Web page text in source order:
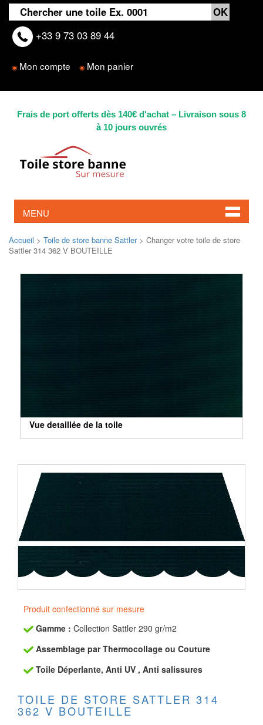
+33 9 73 03 89 44
◉ Mon compte ◉ Mon panier
Frais de port offerts dès 140€ d'achat – Livraison sous 8
à 10 jours ouvrés
MENU
Accueil > Toile de store banne Sattler> Changer votre toile de store
Sattler 314 362 V BOUTEILLE
Vue detaillée de la toile
Produit confectionné sur mesure
Gamme : Collection Sattler 290 gr/m2
Assemblage par Thermocollage ou Couture
Toile Déperlante, Anti UV , Anti salissures
TOILE DE STORE SATTLER 314
362 V BOUTEILLE